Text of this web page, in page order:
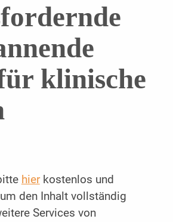
klinische
hierkostenlos und
den Inhalt vollständig
Services von